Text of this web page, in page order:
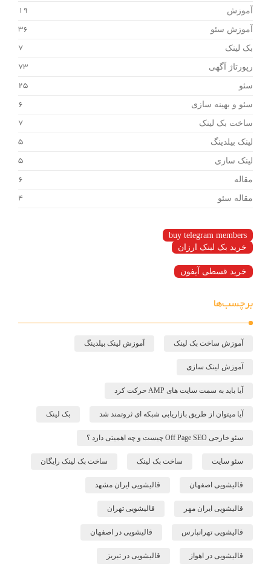
آموزش 19
آموزش سئو 36
بک لینک 7
رپورتاژ آگهی 73
سئو 25
سئو و بهینه سازی 6
ساخت بک لینک 7
لینک بیلدینگ 5
لینک سازی 5
مقاله 6
مقاله سئو 4
buy telegram members
خرید بک لینک ارزان
خرید قسطی آیفون
برچسب‌ها
آموزش ساخت بک لینک آموزش لینک بیلدینگ
آموزش لینک سازی
آیا باید به سمت سایت های AMP حرکت کرد
آیا میتوان از طریق بازاریابی شبکه ای ثروتمند شد بک لینک
سئو خارجی Off Page SEO چیست و چه اهمیتی دارد ؟
سئو سایت ساخت بک لینک ساخت بک لینک رایگان
قالیشویی اصفهان قالیشویی ایران مشهد
قالیشویی ایران مهر قالیشویی تهران
قالیشویی تهرانپارس قالیشویی در اصفهان
قالیشویی در اهواز قالیشویی در تبریز